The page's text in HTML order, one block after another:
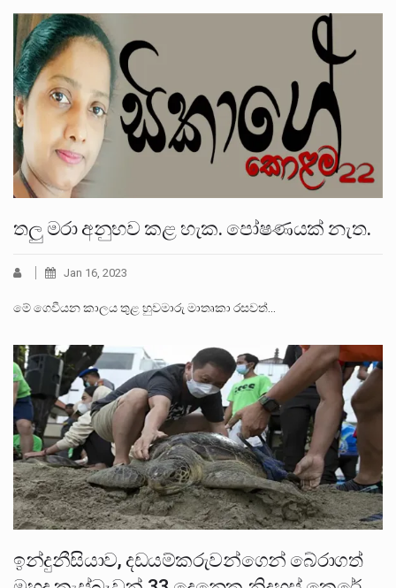
තලු මරා අනුභව කළ හැක. පෝෂණයක් නැත.
Jan 16, 2023
මේ ගෙවීයන කාලය තුළ හුවමාරු මාතෘකා රසවත්‍…
ඉන්දුනීසියාව, දඩයම්කරුවන්ගෙන් බේරාගත්